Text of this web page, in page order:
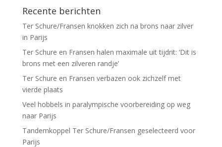
Recente berichten
Ter Schure/Fransen knokken zich na brons naar zilver
in Parijs
Ter Schure en Fransen halen maximale uit tijdrit: ‘Dit is
brons met een zilveren randje’
Ter Schure en Fransen verbazen ook zichzelf met
vierde plaats
Veel hobbels in paralympische voorbereiding op weg
naar Parijs
Tandemkoppel Ter Schure/Fransen geselecteerd voor
Parijs